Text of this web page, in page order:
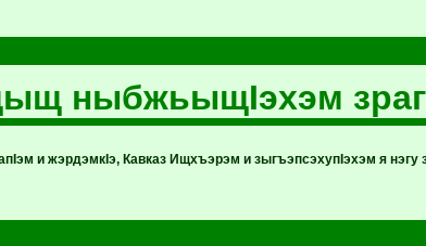
ныбжьыщIэхэм
и жэрдэмкIэ, Кавказ Ищхъэрэм и зыгъэпсэхупIэхэм я